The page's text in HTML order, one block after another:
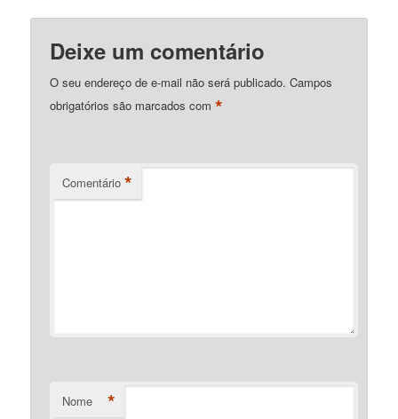
Deixe um comentário
O seu endereço de e-mail não será publicado. Campos
obrigatórios são marcados com*
Comentário *
Nome *